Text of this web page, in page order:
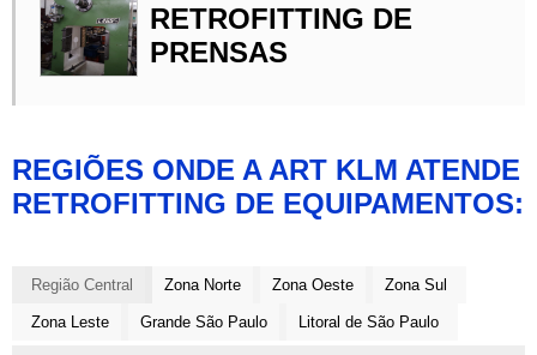
RETROFITTING DE
PRENSAS
REGIÕES ONDE A ART KLM ATENDE
RETROFITTING DE EQUIPAMENTOS:
Região Central Zona Norte Zona Oeste Zona Sul
Zona Leste Grande São Paulo Litoral de São Paulo